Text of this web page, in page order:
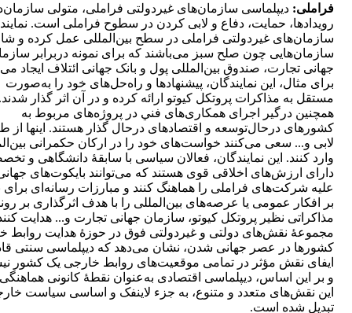
فراملی: دیپلماسی سازمان‌های غیردولتی فراملی، متولی
رویدادها، حمایت، دفاع و لابی کردن در سطوح فراملی است.
سازمان‏‌های غیردولتی فراملی در سطح بین‌المللی عمل کرده و
سازمان‌هایی چون صلح سبز می‌باشند که برای نمونه دربرابر
جهانی تجارت، صندوق بین‌المللی پول و بانک جهانی ائتلاف ایجاد
برای مثال، این نمایندگان، پیشنهادها و راه‌حل‌های خود را به‌صورت
مستقل به مذاکرات پروتکل کیوتو ارائه کرده و در آن اثر گذار شدند.
همچنین درگیر اجرای همکاری‌های فني در پروژه‌های مربوط به
کشورهای درحال‌توسعه و اقتصادهای درحال گذار هستند. اینها از
لابی و... سعی می‌کنند خواست‌های خود را در ارکان حکمرانی
وارد کنند. این نمایندگان، فعالان سیاسی با سابقۀ دانشگاهی و
دارای ارزش‌های اخلاقی قوی هستند که می‌توانند بایکوت‌های
علیه شرکت‌های فراملی را هماهنگ کنند و مبارزات رسانه‏‌ای برای
بر افکار عمومی یا عرصه‌های بین‌المللی را با هدف اثرگذاری بر
مذاکراتی نظیر پروتکل کیوتو، سازمان جهانی تجارت و... هدایت
مجموعۀ نقش‌های دولتی و غیردولتی فوق در حوزۀ هدایت روابط
کشورها در عصر جهانی شدن، نشان می‌دهد که دیپلماسی سنتی
ایفای نقش مؤثر در تمامی موقعیت‌های روابط خارجی یک کشور
و بر این اساس، دیپلماسی اقتصادی به‌عنوان نقطۀ کانونی
این نقش‌های متعدد و متنوع، به ‌جزء لاینفک و اساسی سیاست
تبدیل شده است.